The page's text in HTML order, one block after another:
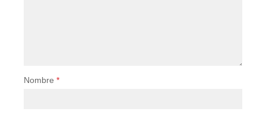
Nombre *